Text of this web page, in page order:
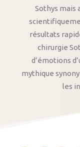
Sothys mais
résultats
chirurgie
d’émotions
mythique
les